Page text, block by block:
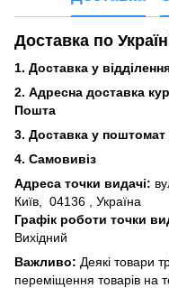
Доставка по
1. Доставка у
2. Адресна доставка
Пошта
3. Доставка у
4. Самовивіз
Адреса точки видачі:
Київ,
04136 , Україна
Графік роботи точки
Вихідний
Важливо: Деякі товари
переміщення товарів на